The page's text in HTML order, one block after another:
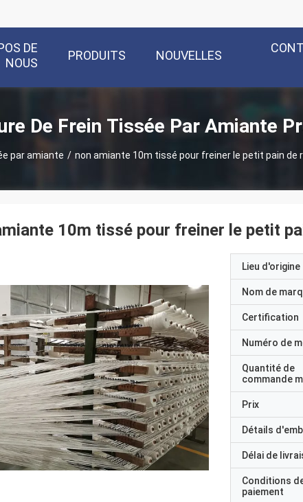
DE
NOUS
PRODUITS NOUVELLES
De Frein Tissée Par Amiante
par amiante / non amiante 10m tissé pour freiner le petit pain de
10m tissé pour freiner le petit
Lieu d'origine
Nom de
Certification
Numéro de
Quantité de
commande
Prix
Détails
Délai de
Conditions
paiement